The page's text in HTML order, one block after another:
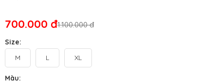
1.100.000 đ
700.000 đ
Size:
M
L XL
Màu: